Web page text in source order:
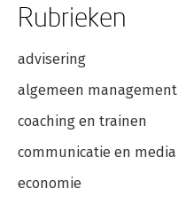
Rubrieken
advisering
algemeen management
coaching en trainen
communicatie en media
economie